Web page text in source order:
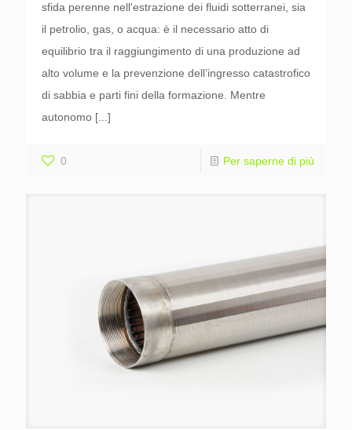
sfida perenne nell'estrazione dei fluidi sotterranei, sia
il petrolio, gas, o acqua: è il necessario atto di
equilibrio tra il raggiungimento di una produzione ad
alto volume e la prevenzione dell’ingresso catastrofico
di sabbia e parti fini della formazione. Mentre
autonomo [...]
0 Per saperne di più